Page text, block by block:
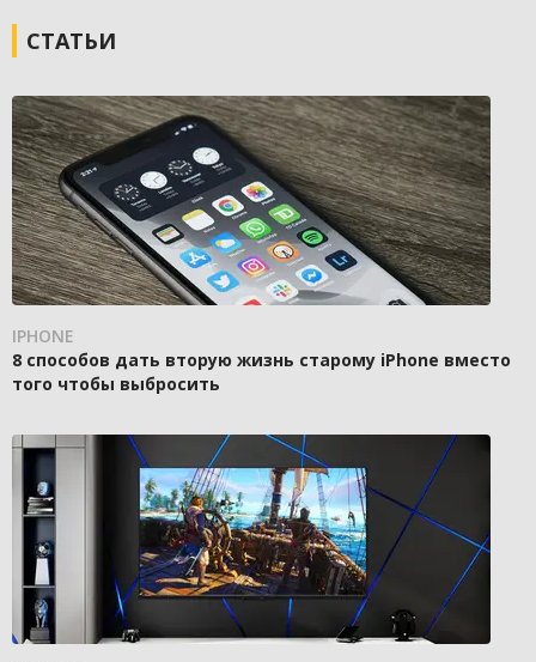
СТАТЬИ
IPHONE
8 способов дать вторую жизнь старому iPhone вместо
того чтобы выбросить